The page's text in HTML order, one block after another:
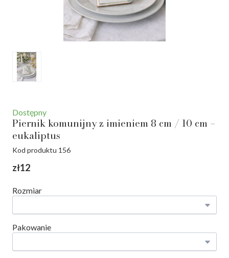
Dostępny
Piernik komunijny z imieniem 8 cm / 10 cm –
eukaliptus
Kod produktu 156
zł12
Rozmiar
Pakowanie